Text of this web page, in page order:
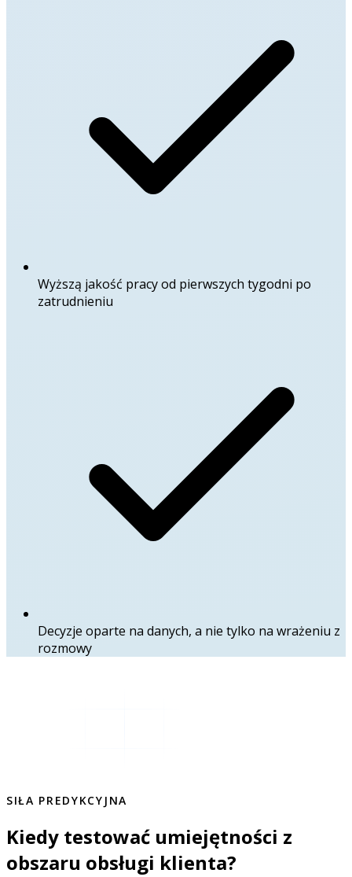
Wyższą jakość pracy od pierwszych tygodni po
zatrudnieniu
Decyzje oparte na danych, a nie tylko na wrażeniu z
rozmowy
SIŁA PREDYKCYJNA
Kiedy testować umiejętności z
obszaru obsługi klienta?